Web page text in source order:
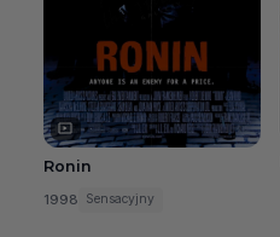
Ronin
1998 Sensacyjny